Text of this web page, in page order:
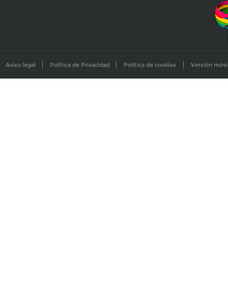
Aviso legal Política de Privacidad Política de cookies Versión